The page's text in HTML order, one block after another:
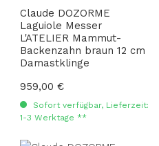
Claude DOZORME
Laguiole Messer
L'ATELIER Mammut-
Backenzahn braun 12 cm
Damastklinge
Regulärer Preis:
959,00 €
Sofort verfügbar, Lieferzeit:
1-3 Werktage **